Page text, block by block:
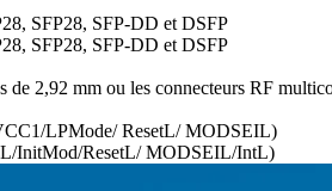
SFP28, SFP-DD et DSFP
SFP28, SFP-DD et DSFP
de 2,92 mm ou les connecteurs RF
LPMode/ ResetL/ MODSEIL)
InitMod/ResetL/ MODSEIL/IntL)